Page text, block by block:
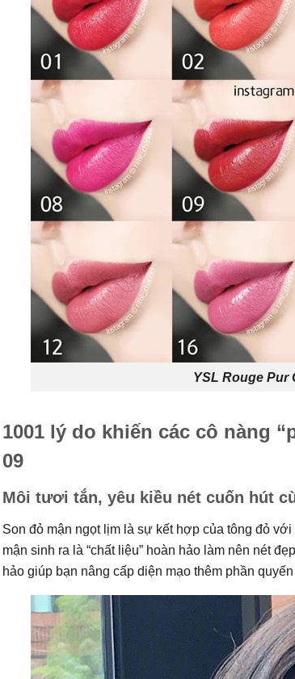
YSL Rouge Pur
1001 lý do khiến các cô nàng
09
Môi tươi tắn, yêu kiều nét cuốn hút
Son đỏ mận ngọt lịm là sự kết hợp của tông đỏ
mận sinh ra là “chất liệu” hoàn hảo làm nên nét
hảo giúp bạn nâng cấp diện mạo thêm phần